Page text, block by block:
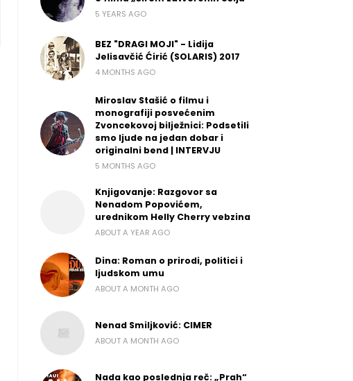
5 YEARS AGO
BEZ "DRAGI MOJI" - Lidija
Jelisavčić Ćirić (SOLARIS) 2017
4 MONTHS AGO
Miroslav Stašić o filmu i
monografiji posvećenim
Zvoncekovoj bilježnici: Podsetili
smo ljude na jedan dobar i
originalni bend | INTERVJU
5 MONTHS AGO
Knjigovanje: Razgovor sa
Nenadom Popovićem,
urednikom Helly Cherry vebzina
ABOUT A YEAR AGO
Dina: Roman o prirodi, politici i
ljudskom umu
ABOUT A MONTH AGO
Nenad Smiljković: CIMER
ABOUT A MONTH AGO
Nada kao poslednja reč: „Prah“